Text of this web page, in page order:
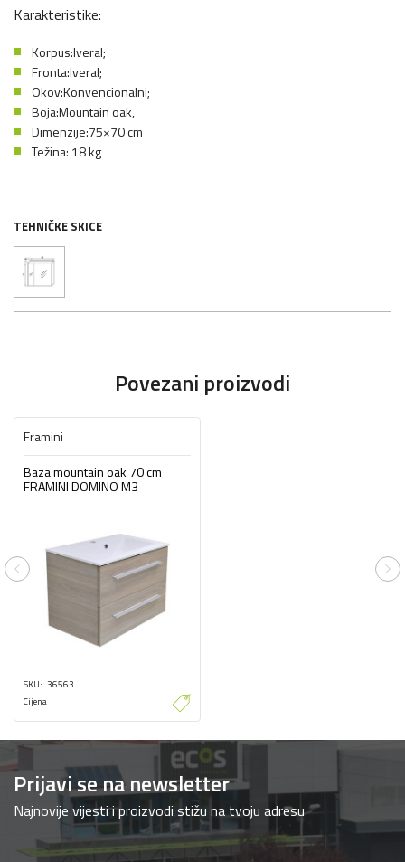
Karakteristike:
Korpus:Iveral;
Fronta:Iveral;
Okov:Konvencionalni;
Boja:Mountain oak,
Dimenzije:75×70 cm
Težina: 18 kg
TEHNIČKE SKICE
Povezani proizvodi
Framini
Baza mountain oak 70 cm
FRAMINI DOMINO M3
SKU 36563
Cijena
Previous
Prijavi se na newsletter
Najnovije vijesti i proizvodi stižu na tvoju adresu